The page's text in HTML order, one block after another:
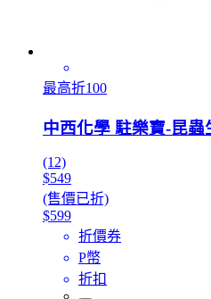
最高折100
中西化學 駐樂寶-昆蟲
(12)
$549
(售價已折)
$599
折價券
P幣
折扣